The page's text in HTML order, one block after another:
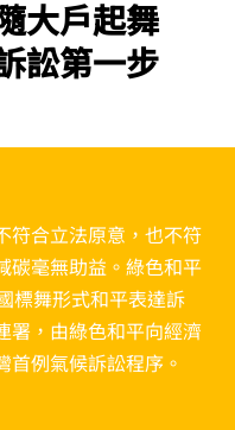
大戶起舞
訟第一步
符合立法原意，也不符
碳毫無助益。綠色和平
標舞形式和平表達訴
署，由綠色和平向經濟
例氣候訴訟程序。